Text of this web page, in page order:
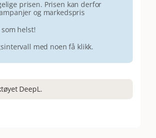
prisen. Prisen kan derfor
og markedspris
helst!
med noen få klikk.
DeepL.